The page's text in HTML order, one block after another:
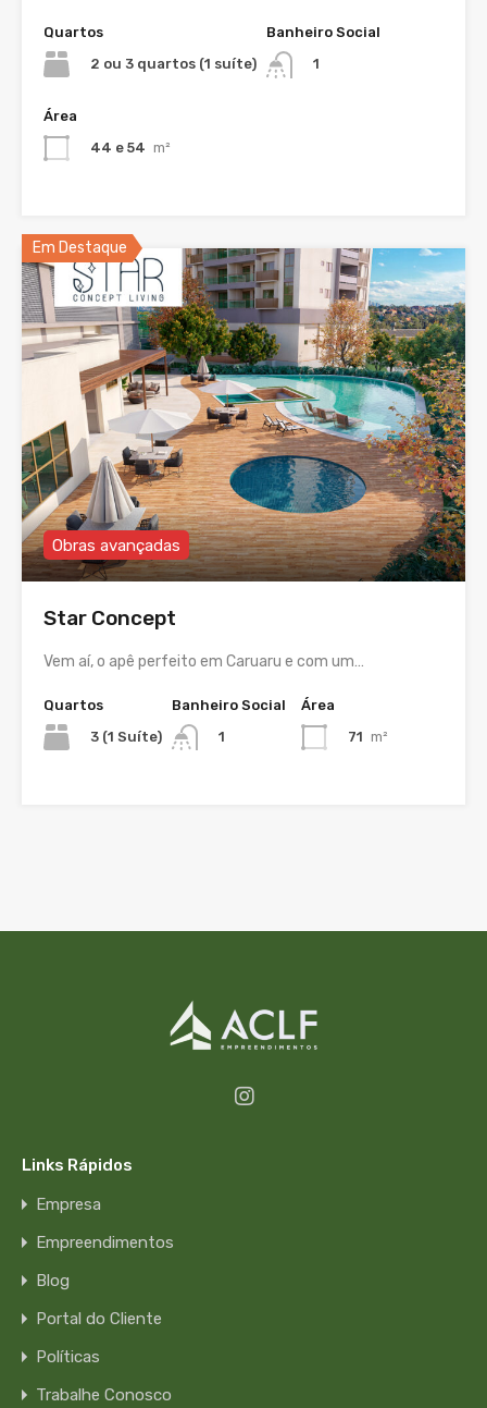
Quartos
2 ou 3 quartos (1 suíte)
Banheiro Social
1
Área
44 e 54 m²
Em Destaque
Obras avançadas
Star Concept
Vem aí, o apê perfeito em Caruaru e com um…
Quartos
3 (1 Suíte)
Banheiro Social
1
Área
71 m²
Links Rápidos
Empresa
Empreendimentos
Blog
Portal do Cliente
Políticas
Trabalhe Conosco